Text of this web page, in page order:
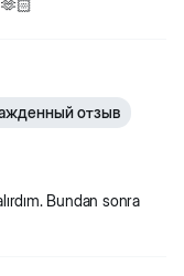
отзыв
Bundan sonra